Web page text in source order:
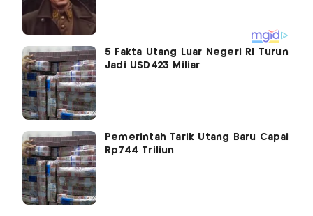
5 Fakta Utang Luar Negeri RI Turun
Jadi USD423 Miliar
Pemerintah Tarik Utang Baru Capai
Rp744 Triliun